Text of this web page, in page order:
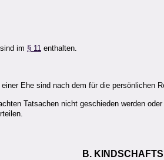
im § 11 enthalten.
Ehe sind nach dem für die
Tatsachen nicht geschieden werden
B.